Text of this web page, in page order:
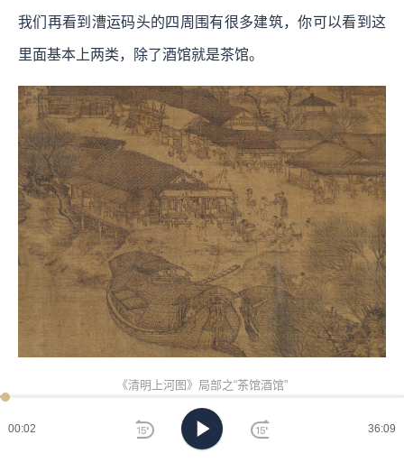
00:05 36:09
我们再看到漕运码头的四周围有很多建筑，你可以看到这
里面基本上两类，除了酒馆就是茶馆。
《清明上河图》局部之“茶馆酒馆”
在城郊交替的地方，有两件事特别值得谈。第一件事几乎